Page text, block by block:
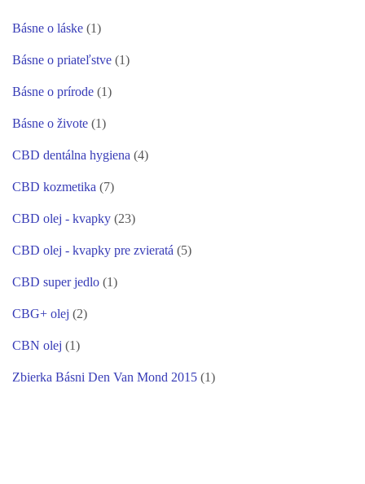
Básne o láske (1)
Básne o priateľstve (1)
Básne o prírode (1)
Básne o živote (1)
CBD dentálna hygiena (4)
CBD kozmetika (7)
CBD olej - kvapky (23)
CBD olej - kvapky pre zvieratá (5)
CBD super jedlo (1)
CBG+ olej (2)
CBN olej (1)
Zbierka Básni Den Van Mond 2015 (1)